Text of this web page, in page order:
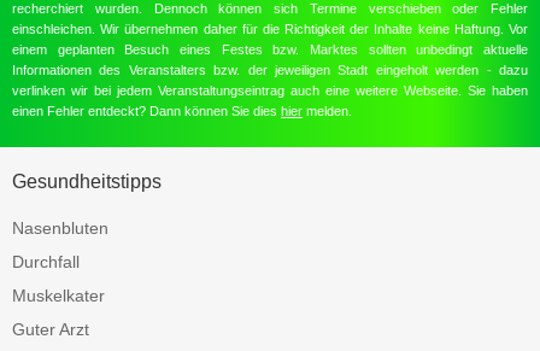
recherchiert wurden. Dennoch können sich Termine verschieben oder Fehler
einschleichen. Wir übernehmen daher für die Richtigkeit der Inhalte keine Haftung. Vor
einem geplanten Besuch eines Festes bzw. Marktes sollten unbedingt aktuelle
Informationen des Veranstalters bzw. der jeweiligen Stadt eingeholt werden - dazu
verlinken wir bei jedem Veranstaltungseintrag auch eine weitere Webseite. Sie haben
einen Fehler entdeckt? Dann können Sie dies hier melden.
Gesundheitstipps
Nasenbluten
Durchfall
Muskelkater
Guter Arzt